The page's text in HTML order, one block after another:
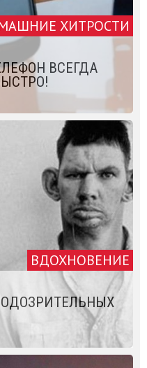
ХИТРОСТИ
ВСЕГДА
ВДОХНОВЕНИЕ